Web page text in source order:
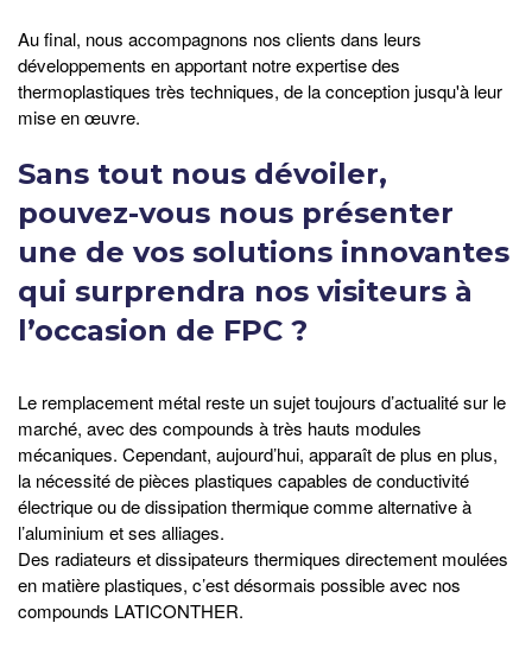
Au final, nous accompagnons nos clients dans leurs
développements en apportant notre expertise des
thermoplastiques très techniques, de la conception jusqu'à leur
mise en œuvre.
Sans tout nous dévoiler,
pouvez-vous nous présenter
une de vos solutions innovantes
qui surprendra nos visiteurs à
l’occasion de FPC ?
Le remplacement métal reste un sujet toujours d’actualité sur le
marché, avec des compounds à très hauts modules
mécaniques. Cependant, aujourd’hui, apparaît de plus en plus,
la nécessité de pièces plastiques capables de conductivité
électrique ou de dissipation thermique comme alternative à
l’aluminium et ses alliages.
Des radiateurs et dissipateurs thermiques directement moulées
en matière plastiques, c’est désormais possible avec nos
compounds LATICONTHER.